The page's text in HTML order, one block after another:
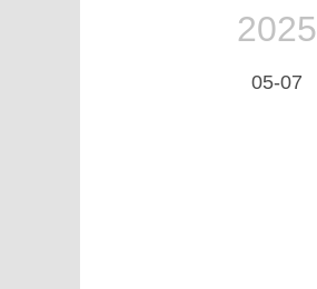
2025
05-07